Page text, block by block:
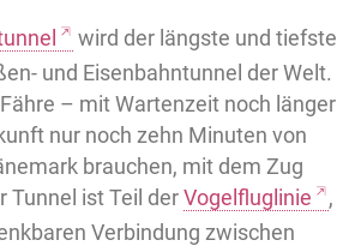
wird der längste und tiefste
und Eisenbahntunnel der Welt.
– mit Wartenzeit noch länger
nur noch zehn Minuten von
brauchen, mit dem Zug
Tunnel ist Teil derVogelfluglinie
,
Verbindung zwischen